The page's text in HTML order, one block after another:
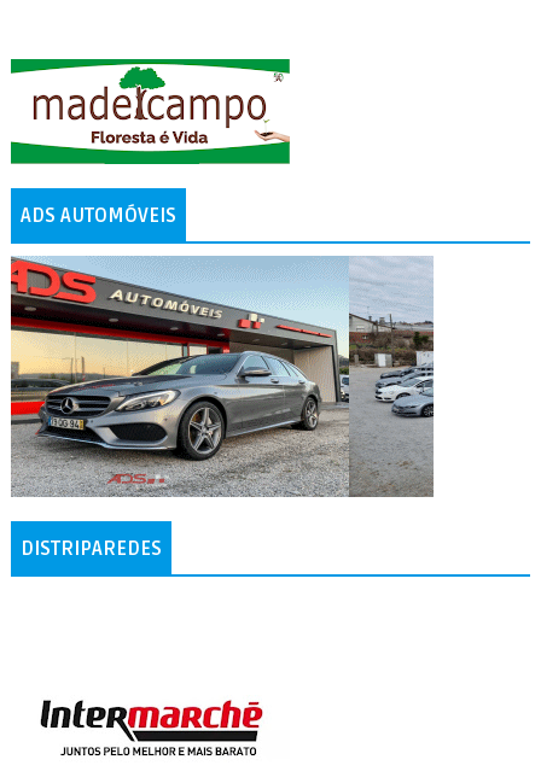
ADS AUTOMÓVEIS
DISTRIPAREDES